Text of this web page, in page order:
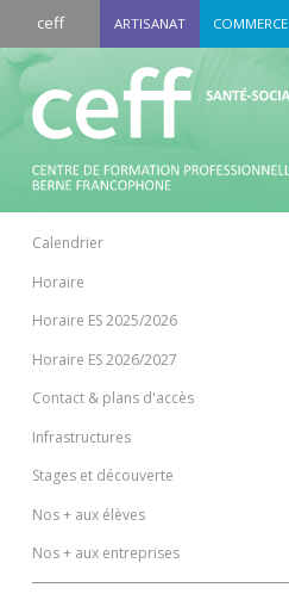
ceff ARTISANAT COMMERCE
Calendrier
Horaire
Horaire ES 2025/2026
Horaire ES 2026/2027
Contact & plans d'accès
Infrastructures
Stages et découverte
Nos + aux élèves
Nos + aux entreprises